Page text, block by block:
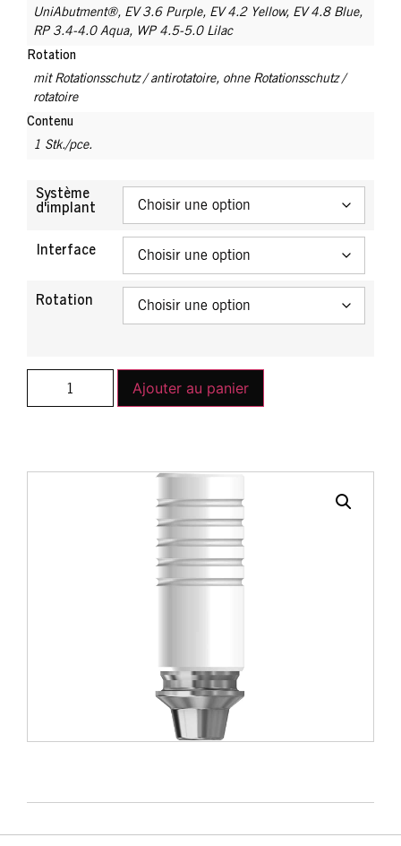
UniAbutment®, EV 3.6 Purple, EV 4.2 Yellow, EV 4.8 Blue,
RP 3.4-4.0 Aqua, WP 4.5-5.0 Lilac
Rotation
mit Rotationsschutz / antirotatoire, ohne Rotationsschutz /
rotatoire
Contenu
1 Stk./pce.
Système
d'implant
Interface
Rotation
Ajouter au panier